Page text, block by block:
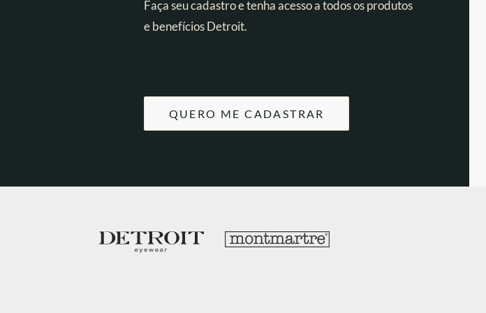
Faça seu cadastro e tenha acesso a todos os produtos
e benefícios Detroit.
QUERO ME CADASTRAR